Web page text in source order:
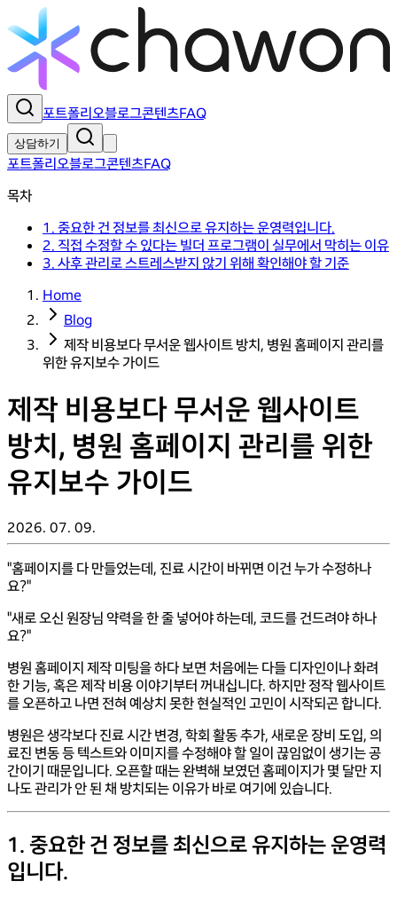
포트폴리오블로그콘텐츠FAQ
상담하기
포트폴리오블로그콘텐츠FAQ
목차
1. 중요한 건 정보를 최신으로 유지하는 운영력입니다.
2. 직접 수정할 수 있다는 빌더 프로그램이 실무에서 막히는 이유
3. 사후 관리로 스트레스받지 않기 위해 확인해야 할 기준
Home
Blog
제작 비용보다 무서운 웹사이트 방치, 병원 홈페이지 관리를
위한 유지보수 가이드
제작 비용보다 무서운 웹사이트
방치, 병원 홈페이지 관리를 위한
유지보수 가이드
2026. 07. 09.
"홈페이지를 다 만들었는데, 진료 시간이 바뀌면 이건 누가 수정하나
요?"
"새로 오신 원장님 약력을 한 줄 넣어야 하는데, 코드를 건드려야 하나
요?"
병원 홈페이지 제작 미팅을 하다 보면 처음에는 다들 디자인이나 화려
한 기능, 혹은 제작 비용 이야기부터 꺼내십니다. 하지만 정작 웹사이트
를 오픈하고 나면 전혀 예상치 못한 현실적인 고민이 시작되곤 합니다.
병원은 생각보다 진료 시간 변경, 학회 활동 추가, 새로운 장비 도입, 의
료진 변동 등 텍스트와 이미지를 수정해야 할 일이 끊임없이 생기는 공
간이기 때문입니다. 오픈할 때는 완벽해 보였던 홈페이지가 몇 달만 지
나도 관리가 안 된 채 방치되는 이유가 바로 여기에 있습니다.
1. 중요한 건 정보를 최신으로 유지하는 운영력
입니다.